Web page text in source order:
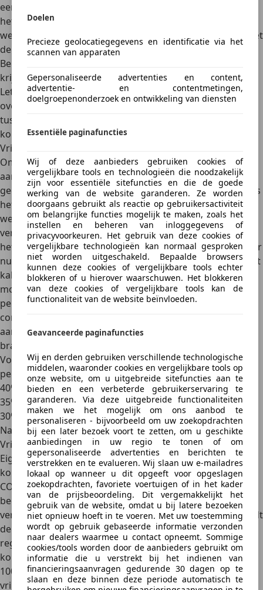
Doelen
Precieze geolocatiegegevens en identificatie via het
scannen van apparaten
Gepersonaliseerde advertenties en content,
advertentie- en contentmetingen,
doelgroepenonderzoek en ontwikkeling van diensten
Essentiële paginafuncties
Wij of deze aanbieders gebruiken cookies of
vergelijkbare tools en technologieën die noodzakelijk
zijn voor essentiële sitefuncties en die de goede
werking van de website garanderen. Ze worden
doorgaans gebruikt als reactie op gebruikersactiviteit
om belangrijke functies mogelijk te maken, zoals het
instellen en beheren van inloggegevens of
privacyvoorkeuren. Het gebruik van deze cookies of
vergelijkbare technologieën kan normaal gesproken
niet worden uitgeschakeld. Bepaalde browsers
kunnen deze cookies of vergelijkbare tools echter
blokkeren of u hierover waarschuwen. Het blokkeren
van deze cookies of vergelijkbare tools kan de
functionaliteit van de website beïnvloeden.
Geavanceerde paginafuncties
Wij en derden gebruiken verschillende technologische
middelen, waaronder cookies en vergelijkbare tools op
onze website, om u uitgebreide sitefuncties aan te
bieden en een verbeterde gebruikerservaring te
garanderen. Via deze uitgebreide functionaliteiten
maken we het mogelijk om ons aanbod te
personaliseren - bijvoorbeeld om uw zoekopdrachten
bij een later bezoek voort te zetten, om u geschikte
aanbiedingen in uw regio te tonen of om
gepersonaliseerde advertenties en berichten te
verstrekken en te evalueren. Wij slaan uw e-mailadres
lokaal op wanneer u dit opgeeft voor opgeslagen
zoekopdrachten, favoriete voertuigen of in het kader
van de prijsbeoordeling. Dit vergemakkelijkt het
gebruik van de website, omdat u bij latere bezoeken
niet opnieuw hoeft in te voeren. Met uw toestemming
wordt op gebruik gebaseerde informatie verzonden
naar dealers waarmee u contact opneemt. Sommige
cookies/tools worden door de aanbieders gebruikt om
informatie die u verstrekt bij het indienen van
financieringsaanvragen gedurende 30 dagen op te
slaan en deze binnen deze periode automatisch te
een overgangsregeling waarbij je gebruik kan maken van
het zogenaamde kwarttarief. Dit betekent dat er minder
wegenbelasting betaald hoeft te worden dan normaal. Met
de ‘
Rekenhulp overgangsregeling
Belastingdienst valt te berekenen of je vrijstelling kunt
krijgen of gebruik kunt maken van de overgangsregeling.
Let op: er zijn wel enkele voorwaarden verbonden aan de
overgangsregeling, zoals het niet de weg op mogen
tussen december en februari en louter benzineauto’s
komen in aanmerking voor deze regeling.
Vrijstelling elektrische auto’s (EV)
Om de aanschaf en/of gebruik van een elektrisch
aangedreven auto te stimuleren, heeft de overheid deze
gedeeltelijk of volledig vrijgesteld van MRB. Let wel: 2024 is
het laatste kalenderjaar dat er voor een EV geen
wegenbelasting betaald hoeft te worden. In 2025
verandert dit. In dat jaar betaal je als eigenaar van een EV
het
kwarttarief(75% korting) en dit wordt afgebouwd naar
nul in de jaren daarna. In deVoorjaarsnota 2024stelde het
kabinet voor om ook na 2025 een kleine korting op de
motorrijtuigenbelasting voor volledig elektrische
personenauto’s te behouden. Dit voorstel dient als
compensatie voor het extra gewicht van de accu's
aangezien deze zwaarder zijn dan de accu's van
brandstofauto's.
Volgens het voorstel is de korting voor elektrische
personenauto’s als volgt:
40% tussen 2026 en 2028;
35% in 2029;
30% in 2030;
Na 2030 vervalt de korting op motorrijtuigenbelasting
Vrijstelling plug-in hybrides (PHEV)
Eigenaren van eenplug-in hybride autoontvangeneen
korting van 50%op de motorrijtuigenbelasting, mits de
CO2-uitstoot niet meer dan 50 gram per kilometer
bedraagt. Dit belastingvoordeel is door het kabinet
verlengd tot 31 december 2024. Vanaf 1 januari 2025 wordt
de korting verlaagd naar 25%, waardoor je 75% van het
reguliere tarief betaalt. Vanaf het jaar 2026 vervalt de
korting volledig en betaal je het volledige tarief, oftewel
100%. Voor reguliere hybride auto's is erhelaas geen
vrijstelling; daarvoor betaal je hetzelfde tarief als voor